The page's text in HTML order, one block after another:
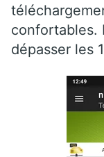
confortables.
dépasser les